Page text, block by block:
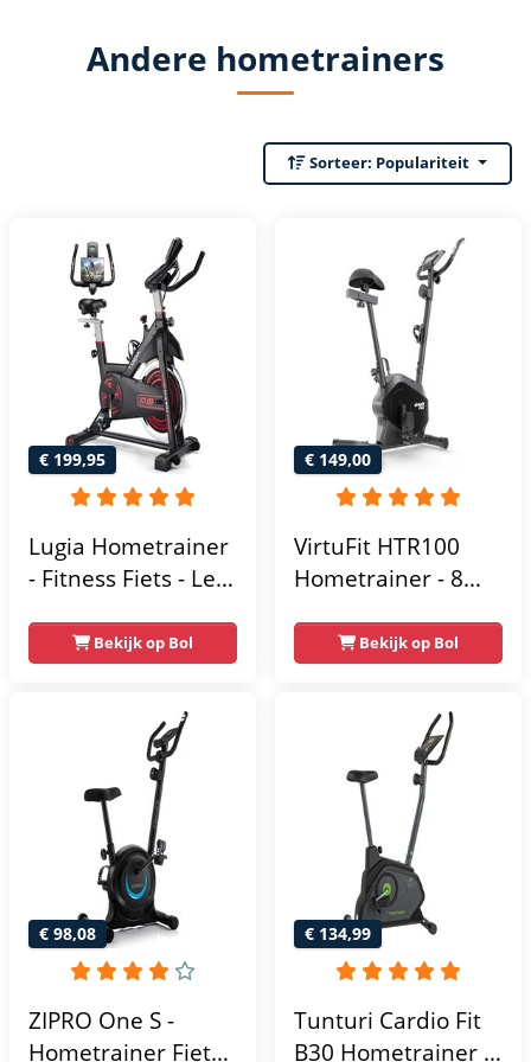
Andere hometrainers
Sorteer: Populariteit
€ 199,95
Lugia Hometrainer
- Fitness Fiets - Led
Verstelbaar Zadel -
0-100% weerstand
Hartslagfunctie -
Max 130kg -
Extreem Stil
Bekijk op Bol
€ 149,00
VirtuFit HTR100
Hometrainer - 8
Weerstandniveau's
- Verstelbaar zadel
Tablethouder -
Max. 120 kg
Gebruikersgewicht
- Fitnessfiets
Bekijk op Bol
€ 98,08
ZIPRO One S -
Hometrainer Fiets -
€ 134,99
Tunturi Cardio Fit
B30 Hometrainer -